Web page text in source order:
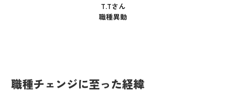
T.Tさん
職種異動
職種チェンジに至った経緯